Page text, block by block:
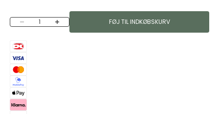
Sænk antal Øg antal FØJ TIL INDKØBSKURV